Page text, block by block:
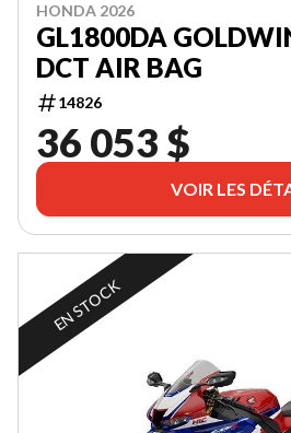
HONDA 2026
GL1800DA
DCT AIR BAG
14826
36 053 $
VOIR LES
EN STOCK